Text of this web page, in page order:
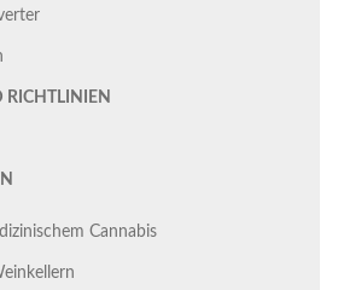
RICHTLINIEN
Cannabis